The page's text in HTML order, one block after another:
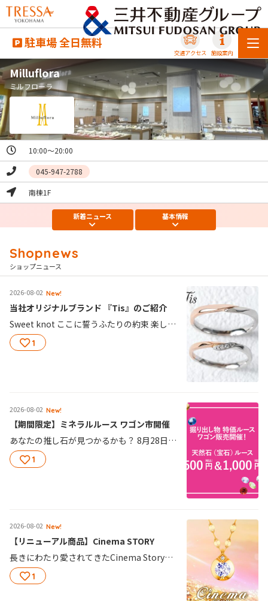
駐車場 全日無料
交通アクセス 施設案内
Milluflora
ミルフローラ
10:00〜20:00
045-947-2788
南棟1F
新着ニュース 基本情報
ショップニュース
2026-08-02 New!
当社オリジナルブランド 『Tis』のご紹介
Sweet knot ここに誓うふたりの約束 楽しくて優しくてほんのり甘い そんなふたりの時間を永遠に 作製可能範囲#5～#23 0175-6025-0039 / PT900 K18PG ¥203,500（税込） 作製可能範囲#3～#19 0145-0105-0227 / PT900 K18PG ダイヤモンド ¥165,000（税込） ■Tis オフィシャルサイト https://tis-official.jp/ ■Tisインスタグラム https://www.instagram.com/tisofficial.jp/ ■事前のWEBご来店予約で3千円分の割引券プレゼント！※ご来店いただける店舗をお選びください。 https://www.estellebridal.jp/shoplist/
1
2026-08-02 New!
【期間限定】ミネラルルース ワゴン市開催
あなたの推し石が見つかるかも？ 8月28日（金）～30日（日）の3日間で ミネラルルースワゴン市開催予定です！！ 天然石ルースが500円 1000円で大集合★ お気に入りの1粒を探しにきてください！
1
2026-08-02 New!
【リニューアル商品】Cinema STORY
長きにわたり愛されてきたCinema Story。 生まれ変わって今の時代に寄り添うジュエリーへと 進化しました。 「映画のような人生を歩んでほしい」 全ての女性はいつだって”自分ストーリー”の主役。 永遠の輝き一粒ダイヤモンドネックレスとともに、 映画のような人生を。 色褪せることのない想いをCinema STORYに込めて。 自身へのご褒美に、ギフトへもおすすめです。
1